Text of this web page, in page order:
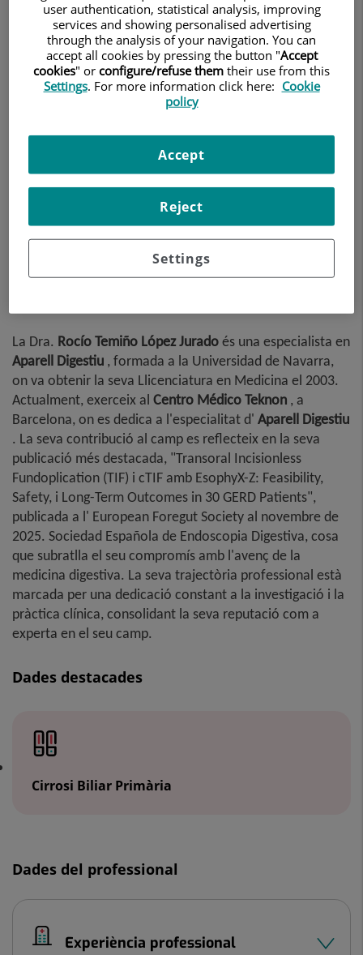
APARELL DIGESTIU
Demanar Cita
La Dra. RocíoTemiño López Juradoés una especialista en
Aparell Digestiu , formada a la Universidad de Navarra,
on va obtenir la seva Llicenciatura en Medicina el 2003.
Actualment, exerceix al Centro Médico Teknon , a
Barcelona, ​​on es dedica a l'especialitat d' Aparell Digestiu
. La seva contribució al camp es reflecteix en la seva
publicació més destacada, "Transoral Incisionless
Fundoplication (TIF) i cTIF amb EsophyX-Z: Feasibility,
Safety, i Long-Term Outcomes in 30 GERD Patients",
publicada a l' European Foregut Society al novembre de
2025. Sociedad Española de Endoscopia Digestiva, cosa
que subratlla el seu compromís amb l'avenç de la
medicina digestiva. La seva trajectòria professional està
marcada per una dedicació constant a la investigació i la
pràctica clínica, consolidant la seva reputació com a
experta en el seu camp.
Dades destacades
Cirrosi Biliar Primària
Dades del professional
Experiència professional
user authentication, statistical analysis, improving
services and showing personalised advertising
through the analysis of your navigation. You can
accept all cookies by pressing the button "Accept
cookies" or configure/refuse them their use from this
Settings. For more information click here: Cookie
policy
Settings
Reject
Accept